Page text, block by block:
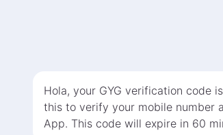
Hola, your GYG verification code
this to verify your mobile number
App. This code will expire in 60